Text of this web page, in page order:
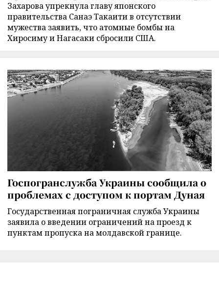
Захарова упрекнула главу японского
правительства Санаэ Такаити в отсутствии
мужества заявить, что атомные бомбы на
Хиросиму и Нагасаки сбросили США.
Госпогранслужба Украины сообщила о
проблемах с доступом к портам Дуная
Государственная пограничная служба Украины
заявила о введении ограничений на проезд к
пунктам пропуска на молдавской границе.